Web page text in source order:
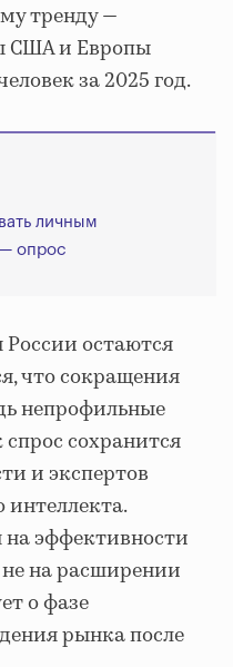
тренду —
США и Европы
за 2025 год.
личным
опрос
остаются
что сокращения
непрофильные
сохранится
и экспертов
интеллекта.
эффективности
на расширении
о фазе
рынка после